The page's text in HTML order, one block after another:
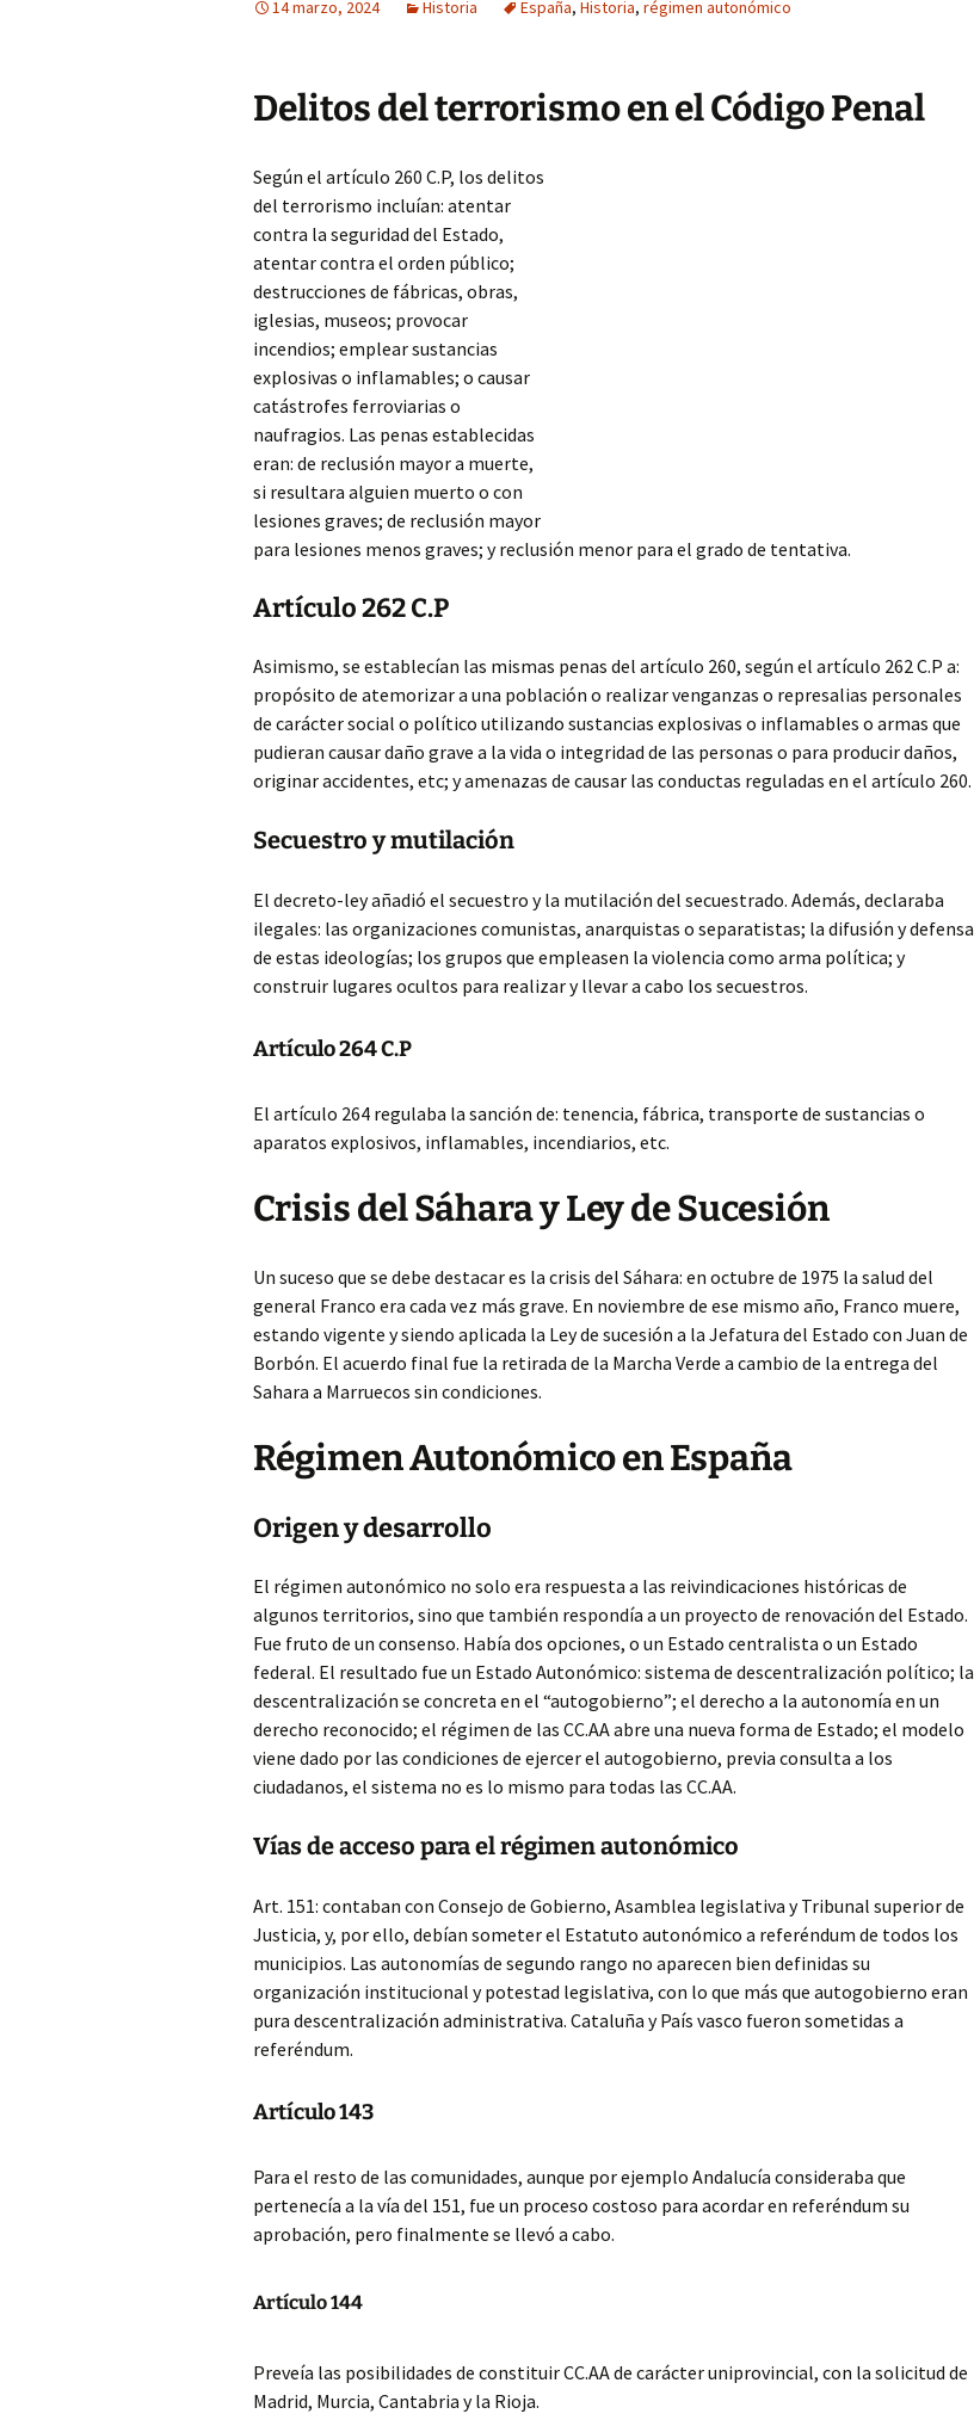
14 marzo, 2024 Historia España, Historia, régimen autonómico
Delitos del terrorismo en el Código Penal
Según el artículo 260 C.P, los delitos
del terrorismo incluían: atentar
contra la seguridad del Estado,
atentar contra el orden público;
destrucciones de fábricas, obras,
iglesias, museos; provocar
incendios; emplear sustancias
explosivas o inflamables; o causar
catástrofes ferroviarias o
naufragios. Las penas establecidas
eran: de reclusión mayor a muerte,
si resultara alguien muerto o con
lesiones graves; de reclusión mayor
para lesiones menos graves; y reclusión menor para el grado de tentativa.
Artículo 262 C.P
Asimismo, se establecían las mismas penas del artículo 260, según el artículo 262 C.P a:
propósito de atemorizar a una población o realizar venganzas o represalias personales
de carácter social o político utilizando sustancias explosivas o inflamables o armas que
pudieran causar daño grave a la vida o integridad de las personas o para producir daños,
originar accidentes, etc; y amenazas de causar las conductas reguladas en el artículo 260.
Secuestro y mutilación
El decreto-ley añadió el secuestro y la mutilación del secuestrado. Además, declaraba
ilegales: las organizaciones comunistas, anarquistas o separatistas; la difusión y defensa
de estas ideologías; los grupos que empleasen la violencia como arma política; y
construir lugares ocultos para realizar y llevar a cabo los secuestros.
Artículo 264 C.P
El artículo 264 regulaba la sanción de: tenencia, fábrica, transporte de sustancias o
aparatos explosivos, inflamables, incendiarios, etc.
Crisis del Sáhara y Ley de Sucesión
Un suceso que se debe destacar es la crisis del Sáhara: en octubre de 1975 la salud del
general Franco era cada vez más grave. En noviembre de ese mismo año, Franco muere,
estando vigente y siendo aplicada la Ley de sucesión a la Jefatura del Estado con Juan de
Borbón. El acuerdo final fue la retirada de la Marcha Verde a cambio de la entrega del
Sahara a Marruecos sin condiciones.
Régimen Autonómico en España
Origen y desarrollo
El régimen autonómico no solo era respuesta a las reivindicaciones históricas de
algunos territorios, sino que también respondía a un proyecto de renovación del Estado.
Fue fruto de un consenso. Había dos opciones, o un Estado centralista o un Estado
federal. El resultado fue un Estado Autonómico: sistema de descentralización político; la
descentralización se concreta en el “autogobierno”; el derecho a la autonomía en un
derecho reconocido; el régimen de las CC.AA abre una nueva forma de Estado; el modelo
viene dado por las condiciones de ejercer el autogobierno, previa consulta a los
ciudadanos, el sistema no es lo mismo para todas las CC.AA.
Vías de acceso para el régimen autonómico
Art. 151: contaban con Consejo de Gobierno, Asamblea legislativa y Tribunal superior de
Justicia, y, por ello, debían someter el Estatuto autonómico a referéndum de todos los
municipios. Las autonomías de segundo rango no aparecen bien definidas su
organización institucional y potestad legislativa, con lo que más que autogobierno eran
pura descentralización administrativa. Cataluña y País vasco fueron sometidas a
referéndum.
Artículo 143
Para el resto de las comunidades, aunque por ejemplo Andalucía consideraba que
pertenecía a la vía del 151, fue un proceso costoso para acordar en referéndum su
aprobación, pero finalmente se llevó a cabo.
Artículo 144
Preveía las posibilidades de constituir CC.AA de carácter uniprovincial, con la solicitud de
Madrid, Murcia, Cantabria y la Rioja.